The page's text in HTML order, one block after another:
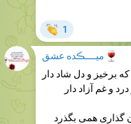
1
میــــڪده عشق
برخیز و دل شاد دار
و غم آزاد دار
گذاری همی بگذرد